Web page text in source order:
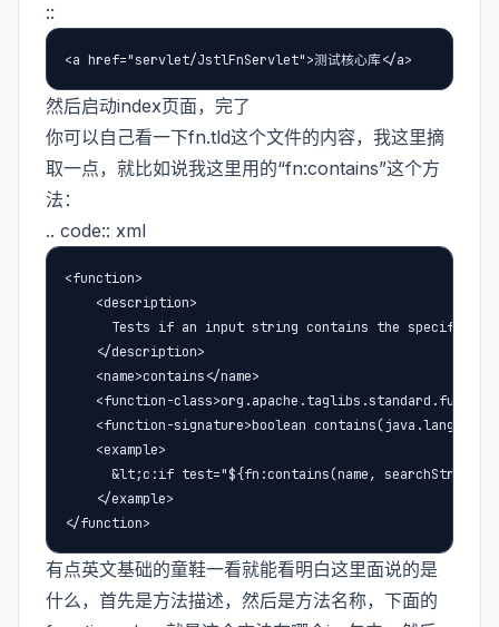
::
<a href="servlet/JstlFnServlet">测试核心库</a>
然后启动index页面，完了
你可以自己看一下fn.tld这个文件的内容，我这里摘
取一点，就比如说我这里用的“fn:contains”这个方
法：
.. code:: xml
<function>
    <description>
Tests if an input string contains the specified
    </description>
    <name>contains</name>
<function-
<function-signature>boolean
    <example>
&lt;c:if test="${fn:contains(name,
    </example>
</function>
有点英文基础的童鞋一看就能看明白这里面说的是
什么，首先是方法描述，然后是方法名称，下面的